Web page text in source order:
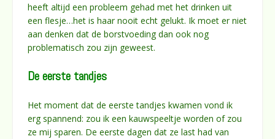
heeft altijd een probleem gehad met het drinken uit
een flesje…het is haar nooit echt gelukt. Ik moet er niet
aan denken dat de borstvoeding dan ook nog
problematisch zou zijn geweest.
De eerste tandjes
Het moment dat de eerste tandjes kwamen vond ik
erg spannend: zou ik een kauwspeeltje worden of zou
ze mij sparen. De eerste dagen dat ze last had van